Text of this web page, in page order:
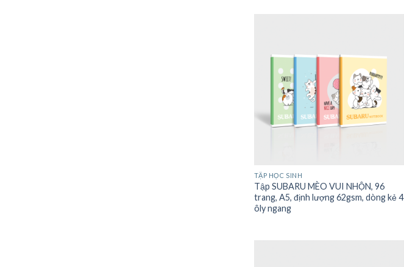
TẬP HỌC SINH
Tập SUBARU MÈO VUI NHỘN, 96
trang, A5, định lượng 62gsm, dòng kẻ 4
ôly ngang